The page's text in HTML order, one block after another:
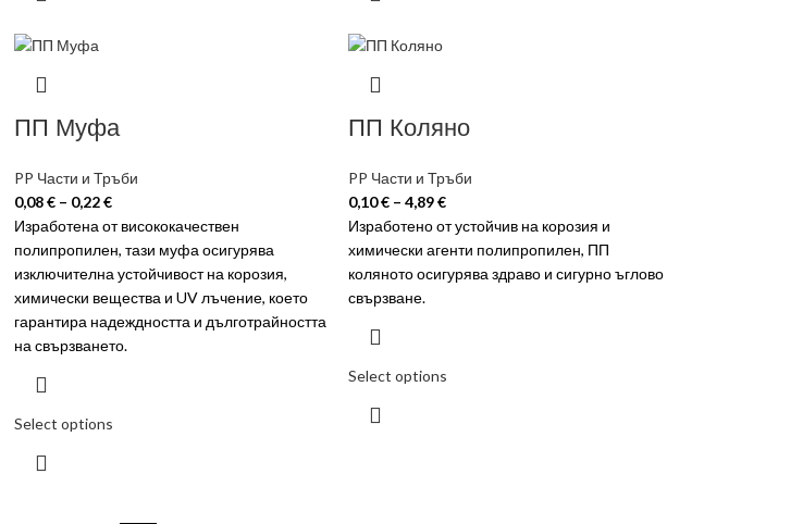
ПП Муфа
PP Части и Тръби
0,08€ – 0,22€
Изработена от висококачествен
полипропилен, тази муфа осигурява
изключителна устойчивост на корозия,
химически вещества и UV лъчение, което
гарантира надеждността и дълготрайността
на свързването.
Select options
ПП Коляно
PP Части и Тръби
0,10€ – 4,89€
Изработено от устойчив на корозия и
химически агенти полипропилен, ПП
коляното осигурява здраво и сигурно ъглово
свързване.
Select options